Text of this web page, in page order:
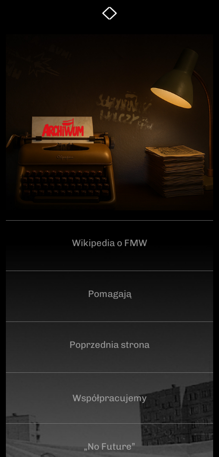
szwadronu podczas walk na Pomorzu, jednego z
najbardziej zasłużonych żołnierzy polskiego podziemia
przeciwko niemieckiemu i sowieckiemu okupantowi, a
po zakończeniu wojny pozostał wierny ideałom
wolności. Poległ 28 czerwca 1946 r., a miejsce
ukrycia jego szczątków przez komunistyczny aparat
represji pozostaje do dziś nieznane.Program
uroczystości:11.00 – Msza Święta w Kościele św.
Brygidy w Gdańsku12.30 – poświęcenie
symbolicznego nagrobka na Cmentarzu
Garnizonowym w GdańskuSerdecznie zapraszamy
Wikipedia o FMW
Pomagają
Poprzednia strona
Współpracujemy
„No Future”